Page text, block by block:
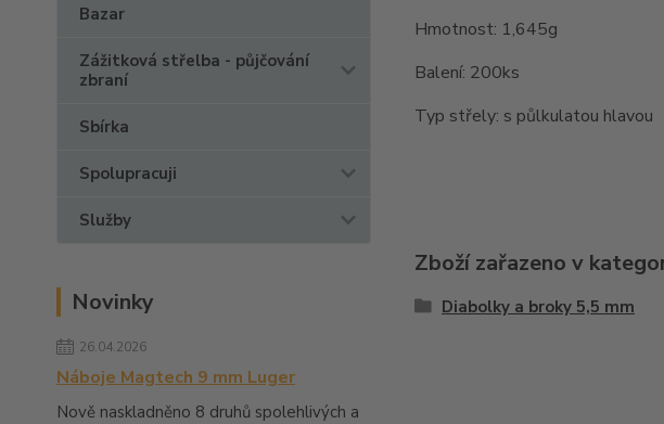
Bazar
Zážitková střelba - půjčování
zbraní
Sbírka
Spolupracuji
Služby
Novinky
26.04.2026
Náboje Magtech 9 mm Luger
Nově naskladněno 8 druhů spolehlivých a
Hmotnost: 1,645g
Balení: 200ks
Typ střely: s půlkulatou hlavou
Zboží zařazeno v
Diabolky a broky 5,5 mm